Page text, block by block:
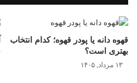
قهوه دانه یا پودر قهوه؛ کدام انتخاب
بهتری است؟
۱۳ مرداد, ۱۴۰۵